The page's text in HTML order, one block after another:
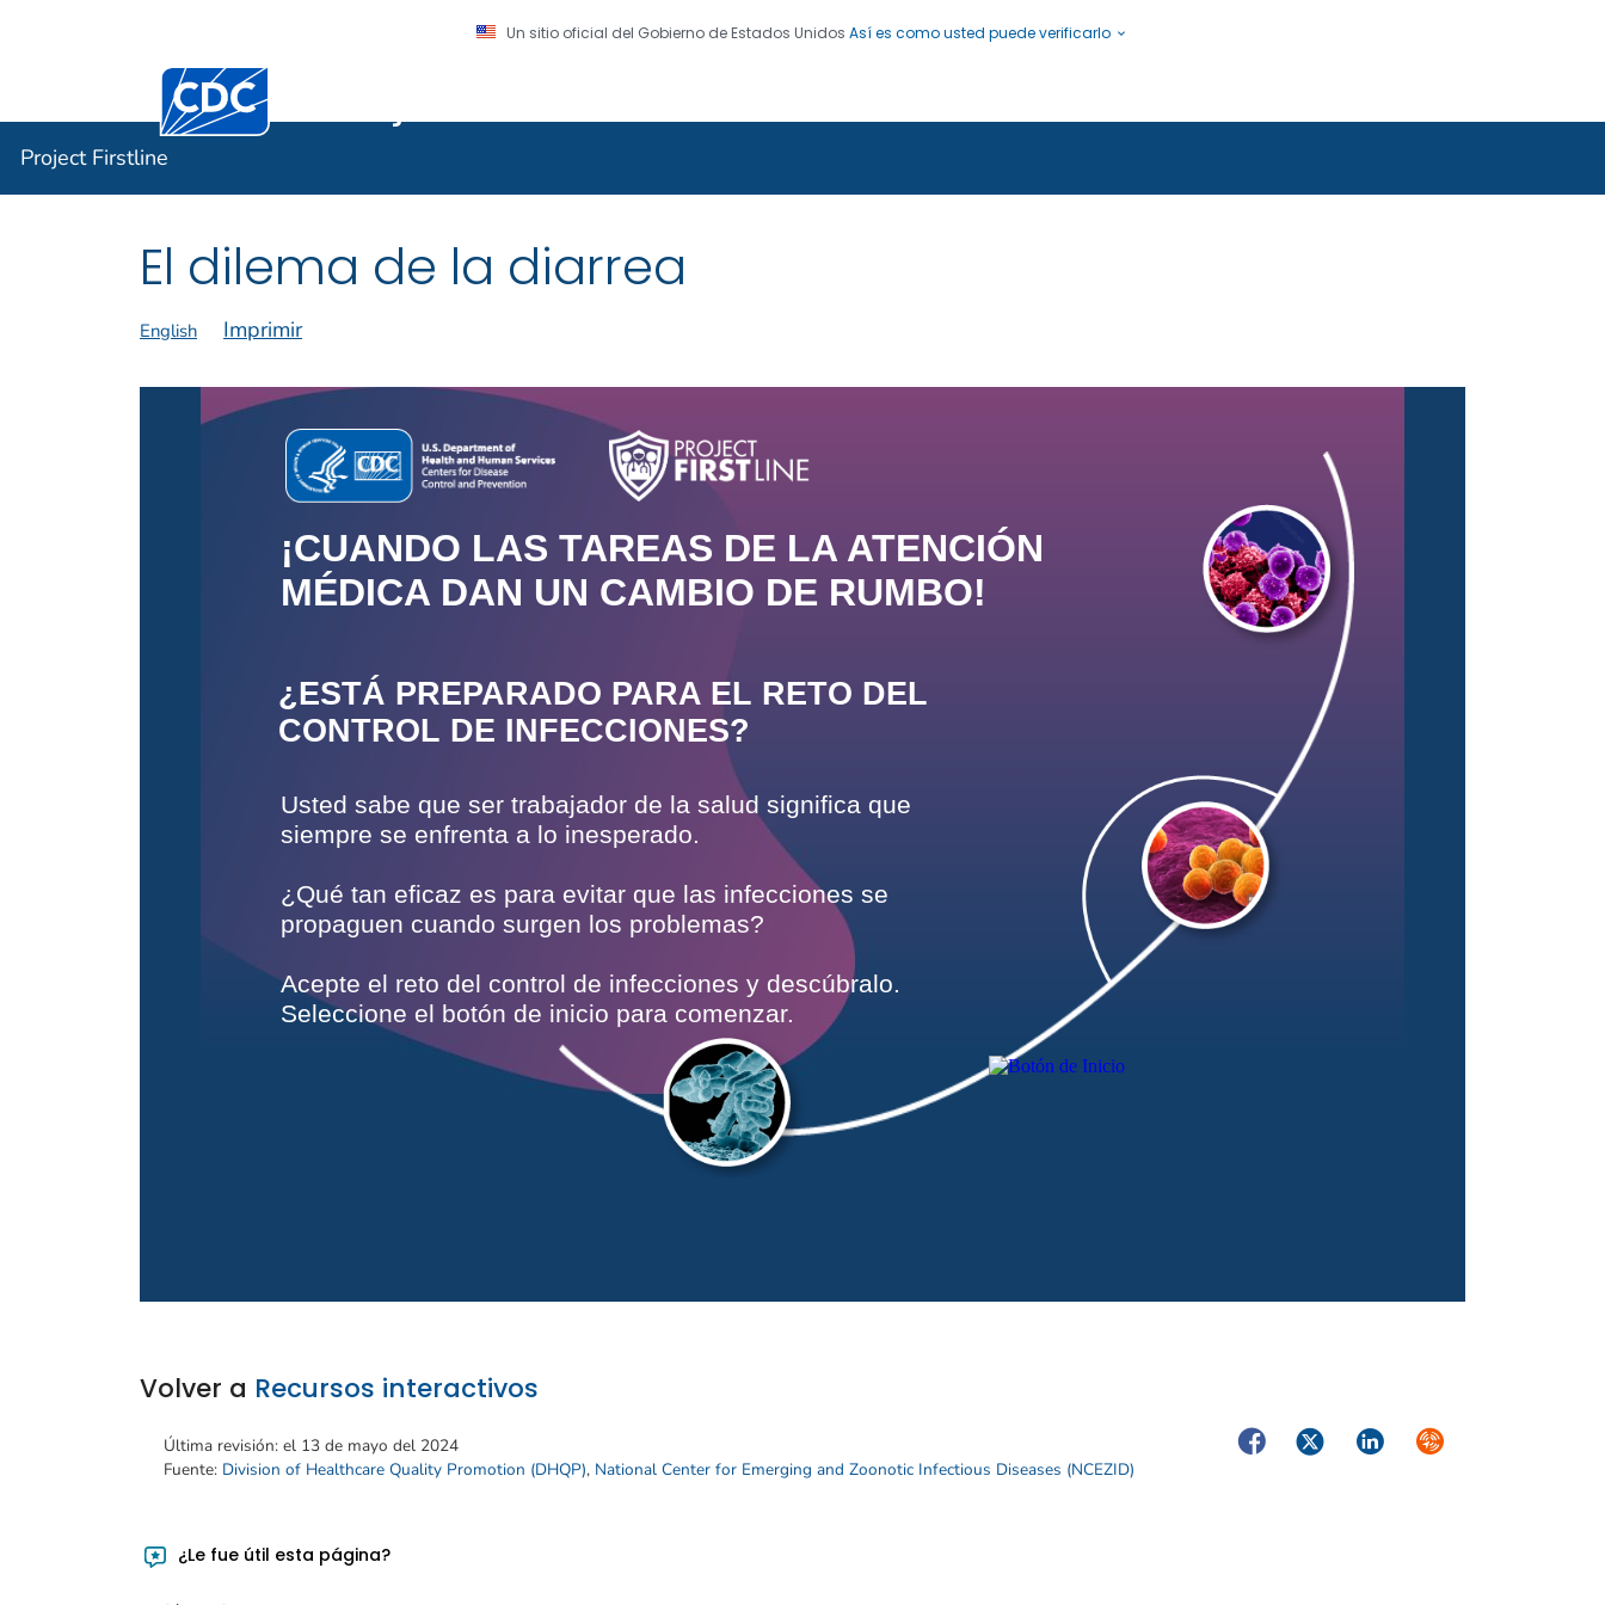
Un sitio oficial del Gobierno de Estados Unidos Así es como usted puede verificarlo
Centros para el Control y la Prevención de Enfermedades. CDC 24/7: Salvamos vidas. Protegemos a la gente.
Project Firstline
El dilema de la diarrea
English Imprimir
Volver a Recursos interactivos
Última revisión: el 13 de mayo del 2024
Fuente: Division of Healthcare Quality Promotion (DHQP), National Center for Emerging and Zoonotic Infectious Diseases (NCEZID)
FacebookTwitterLinkedInSyndicate
¿Le fue útil esta página?